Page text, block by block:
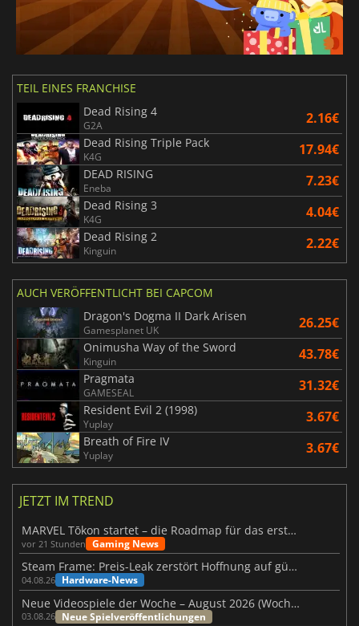
TEIL EINES FRANCHISE
Dead Rising 4
G2A 2.16€
Dead Rising Triple Pack
K4G 17.94€
DEAD RISING
Eneba 7.23€
Dead Rising 3
K4G 4.04€
Dead Rising 2
Kinguin 2.22€
AUCH VERÖFFENTLICHT BEI CAPCOM
Dragon's Dogma II Dark Arisen
Gamesplanet UK 26.25€
Onimusha Way of the Sword
Kinguin 43.78€
Pragmata
GAMESEAL 31.32€
Resident Evil 2 (1998)
Yuplay 3.67€
Breath of Fire IV
Yuplay 3.67€
JETZT IM TREND
MARVEL Tōkon startet – die Roadmap für das erste Jahr wurde vorgestellt
vor 21 Stunden Gaming News
Steam Frame: Preis-Leak zerstört Hoffnung auf günstiges VR-Headset
04.08.26 Hardware-News
Neue Videospiele der Woche – August 2026 (Woche 32)
03.08.26 Neue Spielveröffentlichungen